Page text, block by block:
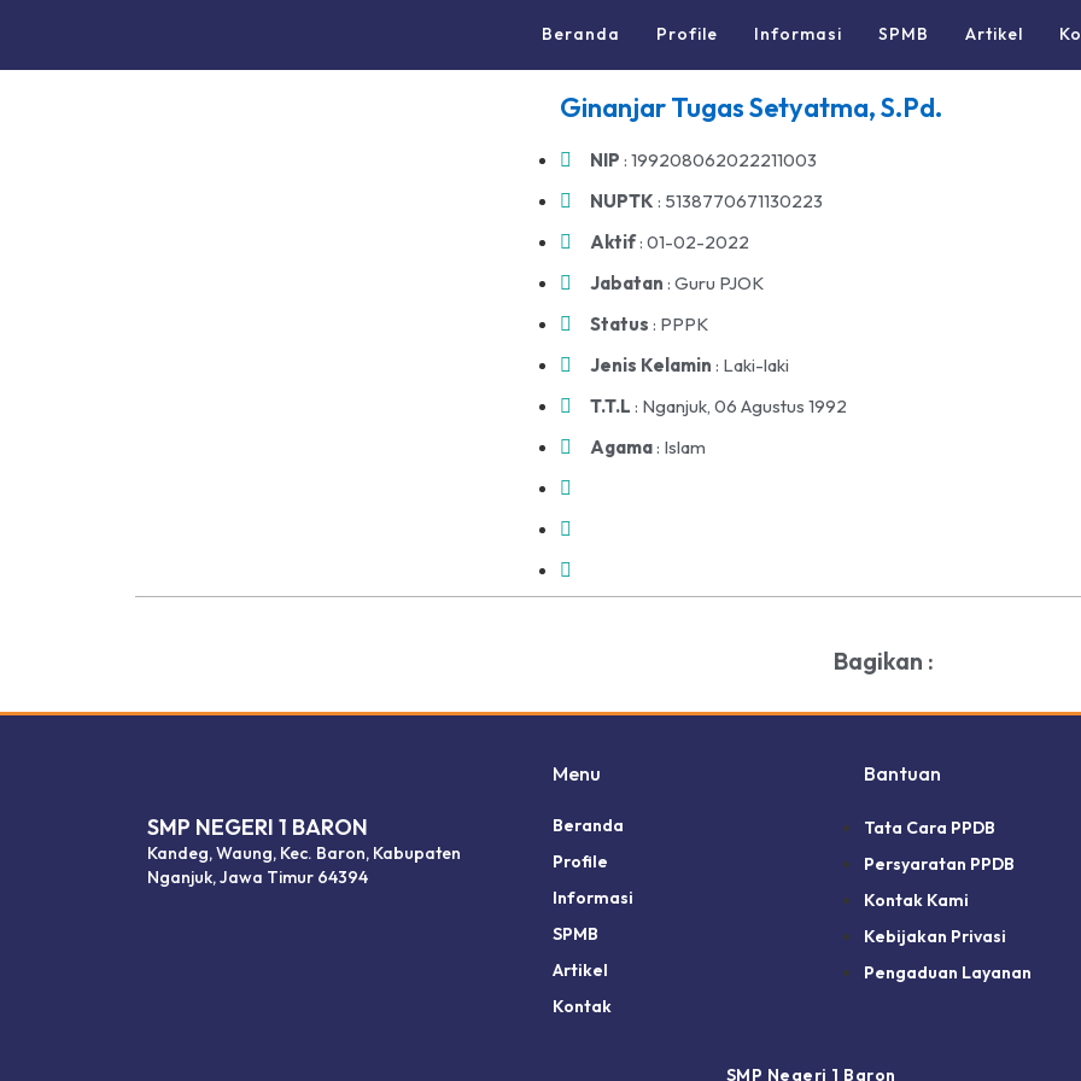
Beranda Profile Informasi SPMB Artikel
Ginanjar Tugas Setyatma, S.Pd.
NIP : 199208062022211003
NUPTK : 5138770671130223
Aktif: 01-02-2022
Jabatan : Guru PJOK
Status : PPPK
Jenis Kelamin : Laki-laki
T.T.L : Nganjuk, 06 Agustus 1992
Agama: Islam
Bagikan :
SMP NEGERI 1 BARON
Kandeg, Waung, Kec. Baron, Kabupaten
Nganjuk, Jawa Timur 64394
Menu
Beranda
Profile
Informasi
SPMB
Artikel
Kontak
Bantuan
Tata Cara PPDB
Persyaratan PPDB
Kontak Kami
Kebijakan Privasi
Pengaduan Layanan
SMP Negeri 1 Baron